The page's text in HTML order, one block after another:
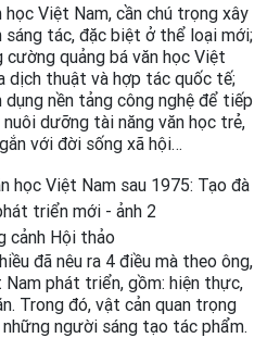
Việt Nam, cần chú trọng xây
sáng tác, đặc biệt ở thể loại mới;
quảng bá văn học Việt
dịch thuật và hợp tác quốc tế;
nền tảng công nghệ để tiếp
dưỡng tài năng văn học trẻ,
với đời sống xã hội…
cảnh Hội thảo
đã nêu ra 4 điều mà theo ông,
phát triển, gồm: hiện thực,
Trong đó, vật cản quan trọng
những người sáng tạo tác phẩm.